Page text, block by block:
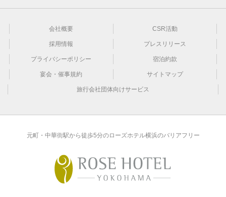
会社概要 CSR活動
採用情報 プレスリリース
プライバシーポリシー 宿泊約款
宴会・催事規約 サイトマップ
旅行会社団体向けサービス
元町・中華街駅から徒歩5分のローズホテル横浜のバリアフリー